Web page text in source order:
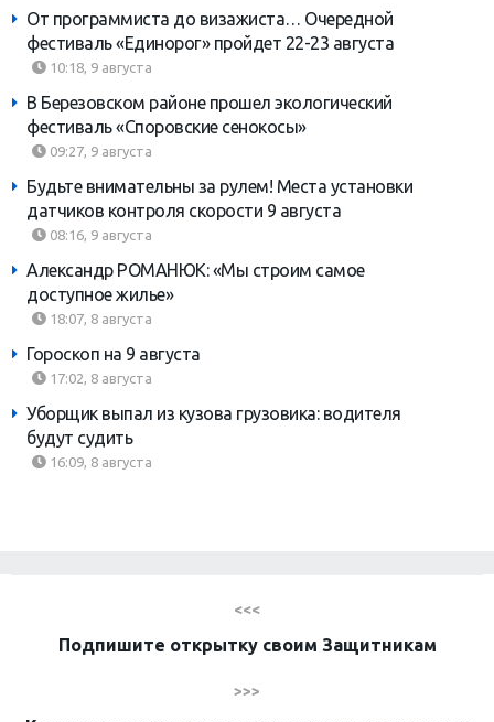
От программиста до визажиста… Очередной
фестиваль «Единорог» пройдет 22-23 августа
10:18, 9 августа
В Березовском районе прошел экологический
фестиваль «Споровские сенокосы»
09:27, 9 августа
Будьте внимательны за рулем! Места установки
датчиков контроля скорости 9 августа
08:16, 9 августа
Александр РОМАНЮК: «Мы строим самое
доступное жилье»
18:07, 8 августа
Гороскоп на 9 августа
17:02, 8 августа
Уборщик выпал из кузова грузовика: водителя
будут судить
16:09, 8 августа
<<<
Подпишите открытку своим Защитникам
>>>